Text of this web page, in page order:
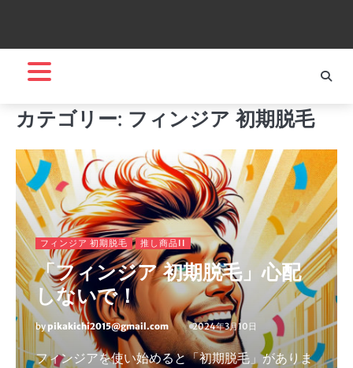
カテゴリー: フィンジア 初期脱毛
フィンジア 初期脱毛 推し商品II
「フィンジア 初期脱毛」心配
しないで！
by pikakichi2015@gmail.com 2024年3月10日
フィンジアを使い始めると「初期脱毛」がありま